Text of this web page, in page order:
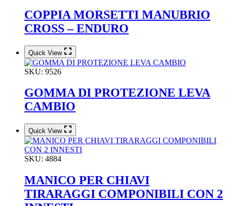
COPPIA MORSETTI MANUBRIO
CROSS – ENDURO
Quick View
SKU: 9526
GOMMA DI PROTEZIONE LEVA
CAMBIO
Quick View
SKU: 4884
MANICO PER CHIAVI
TIRARAGGI COMPONIBILI CON 2